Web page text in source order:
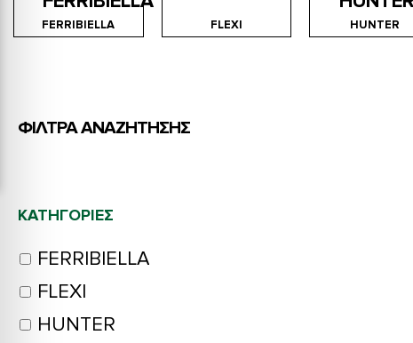
FERRIBIELLA FLEXI HUNTER
ΦΙΛΤΡΑ ΑΝΑΖΗΤΗΣΗΣ
ΚΑΤΗΓΟΡΊΕΣ
FERRIBIELLA
FLEXI
HUNTER